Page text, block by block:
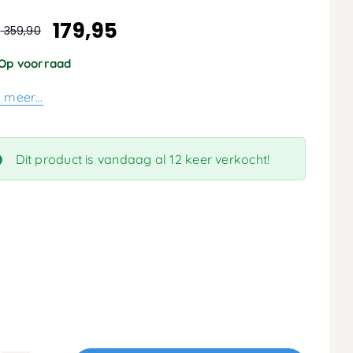
359,90 179,95
voorraad
meer…
Dit product is vandaag al 12 keer verkocht!